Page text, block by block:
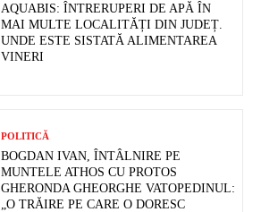
AQUABIS: ÎNTRERUPERI DE APĂ ÎN
MAI MULTE LOCALITĂȚI DIN JUDEȚ.
UNDE ESTE SISTATĂ ALIMENTAREA
VINERI
POLITICĂ
BOGDAN IVAN, ÎNTÂLNIRE PE
MUNTELE ATHOS CU PROTOS
GHERONDA GHEORGHE VATOPEDINUL:
„O TRĂIRE PE CARE O DORESC